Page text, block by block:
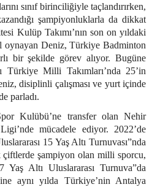
sınıf birinciliğiyle taçlandırırken,
şampiyonluklarla da dikkat
Kulüp Takımı’nın son on yıldaki
oynayan Deniz, Türkiye Badminton
bir şekilde görev alıyor. Bugüne
Milli Takımları’nda 25’in
disiplinli çalışması ve yurt içinde
parladı.
Kulübü’ne transfer olan Nehir
mücadele ediyor. 2022’de
15 Yaş Altı Turnuvası”nda
çiftlerde şampiyon olan milli sporcu,
Yaş Altı Uluslararası Turnuva”da
aynı yılda Türkiye’nin Antalya